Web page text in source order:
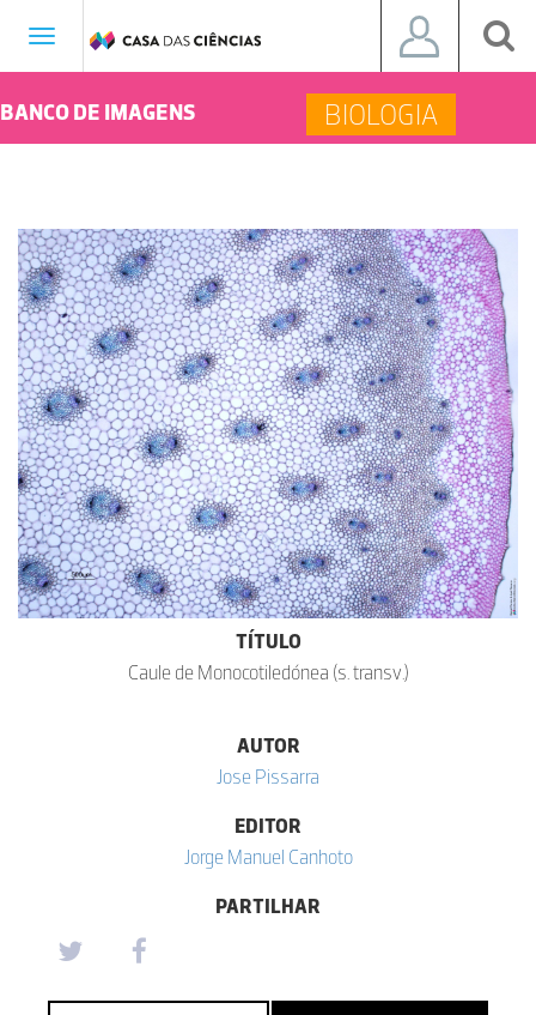
Toggle
BANCO DE IMAGENS BIOLOGIA
TÍTULO
Caule de Monocotiledónea (s. transv.)
AUTOR
Jose Pissarra
EDITOR
Jorge Manuel Canhoto
PARTILHAR